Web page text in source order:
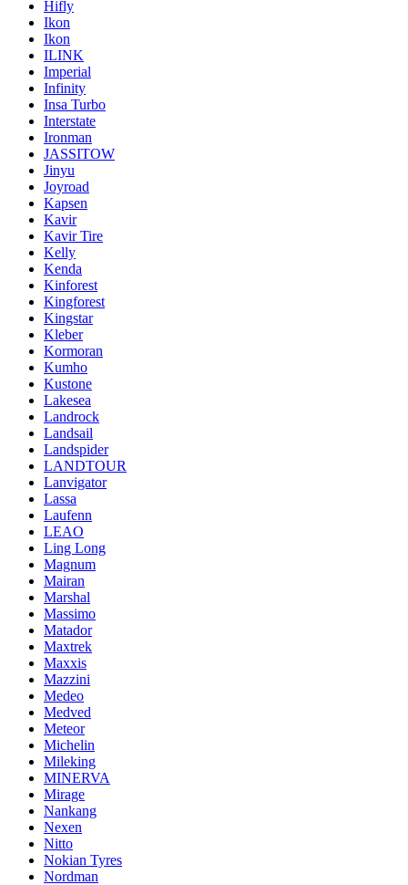
Hifly
Ikon
Ikon
ILINK
Imperial
Infinity
Insa Turbo
Interstate
Ironman
JASSITOW
Jinyu
Joyroad
Kapsen
Kavir
Kavir Tire
Kelly
Kenda
Kinforest
Kingforest
Kingstar
Kleber
Kormoran
Kumho
Kustone
Lakesea
Landrock
Landsail
Landspider
LANDTOUR
Lanvigator
Lassa
Laufenn
LEAO
Ling Long
Magnum
Mairan
Marshal
Massimo
Matador
Maxtrek
Maxxis
Mazzini
Medeo
Medved
Meteor
Michelin
Mileking
MINERVA
Mirage
Nankang
Nexen
Nitto
Nokian Tyres
Nordman